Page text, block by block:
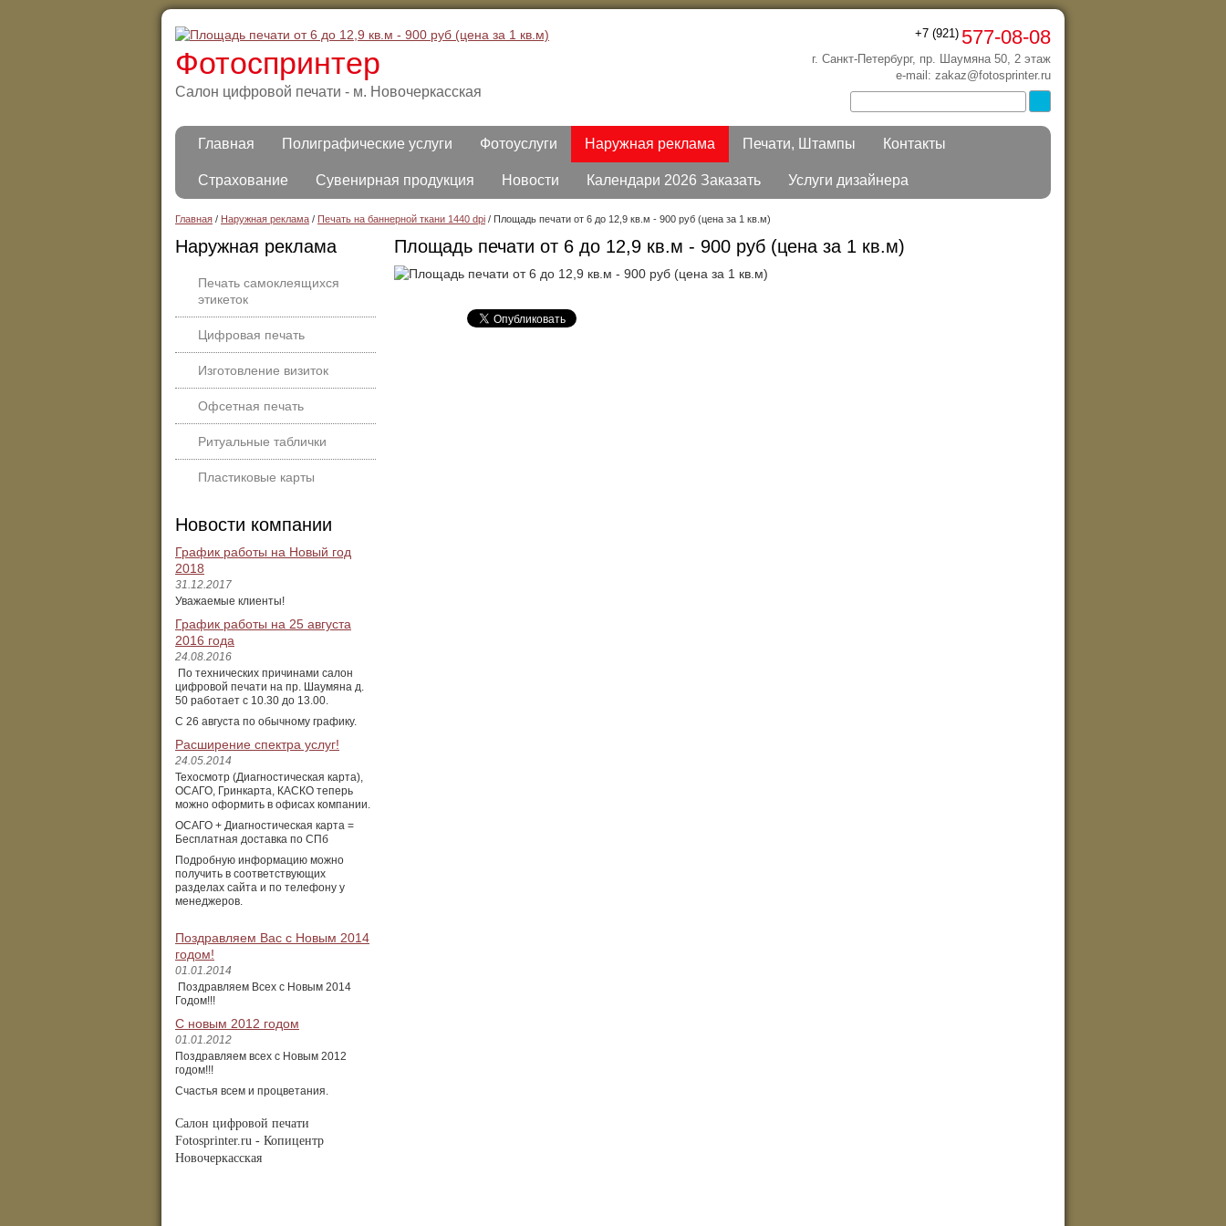
Фотоспринтер
Салон цифровой печати - м. Новочеркасская
+7 (921) 577-08-08
г. Санкт-Петербург, пр. Шаумяна 50, 2 этаж
e-mail: zakaz@fotosprinter.ru
Главная Полиграфические услуги Фотоуслуги Наружная реклама Печати, Штампы Контакты
Страхование Сувенирная продукция Новости Календари 2026 Заказать Услуги дизайнера
Главная / Наружная реклама / Печать на баннерной ткани 1440 dpi / Площадь печати от 6 до 12,9 кв.м - 900 руб (цена за 1 кв.м)
Наружная реклама
Печать самоклеящихся
этикеток
Цифровая печать
Изготовление визиток
Офсетная печать
Ритуальные таблички
Пластиковые карты
Новости компании
График работы на Новый год
2018
31.12.2017
Уважаемые клиенты!
График работы на 25 августа
2016 года
24.08.2016
По технических причинами салон
цифровой печати на пр. Шаумяна д.
50 работает с 10.30 до 13.00.
С 26 августа по обычному графику.
Расширение спектра услуг!
24.05.2014
Техосмотр (Диагностическая карта),
ОСАГО, Гринкарта, КАСКО теперь
можно оформить в офисах компании.
ОСАГО + Диагностическая карта =
Бесплатная доставка по СПб
Подробную информацию можно
получить в соответствующих
разделах сайта и по телефону у
менеджеров.
Поздравляем Вас с Новым 2014
годом!
01.01.2014
Поздравляем Всех с Новым 2014
Годом!!!
С новым 2012 годом
01.01.2012
Поздравляем всех с Новым 2012
годом!!!
Счастья всем и процветания.
Салон цифровой печати
Fotosprinter.ru - Копицентр
Новочеркасская
Площадь печати от 6 до 12,9 кв.м - 900 руб (цена за 1 кв.м)